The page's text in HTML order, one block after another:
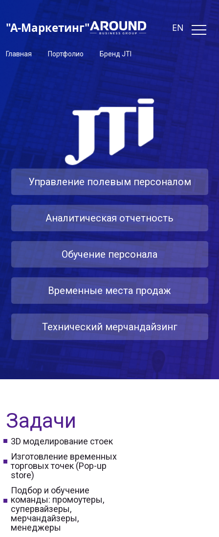
"А-Маркетинг" EN
Главная Портфолио Бренд JTI
Управление полевым персоналом
Аналитическая отчетность
Обучение персонала
Временные места продаж
Технический мерчандайзинг
Задачи
3D моделирование стоек
Изготовление временных
торговых точек (Pop-up
store)
Подбор и обучение
команды: промоутеры,
супервайзеры,
мерчандайзеры,
менеджеры